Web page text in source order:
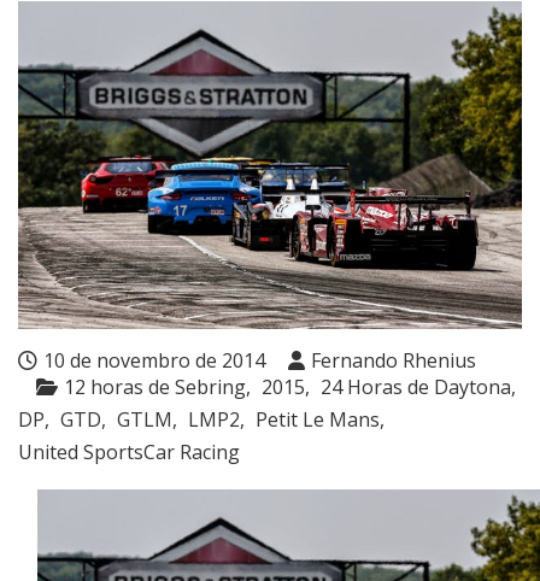
10 de novembro de 2014
Fernando Rhenius
12 horas de Sebring
2015
24 Horas de Daytona
DP
GTD GTLM LMP2
Petit Le Mans
United SportsCar Racing